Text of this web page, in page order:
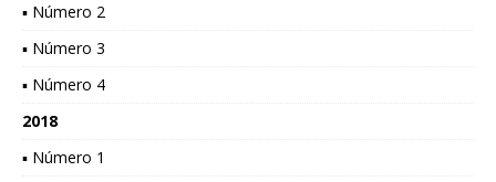
▪ Número 2
▪ Número 3
▪ Número 4
2018
▪ Número 1